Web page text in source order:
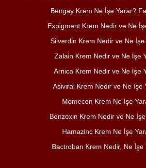
Bengay Krem Ne İşe Yarar?
Expigment Krem Nedir ve Ne
Silverdin Krem Nedir ve Ne İşe
Zalain Krem Nedir ve Ne İşe
Arnica Krem Nedir ve Ne İşe
Asiviral Krem Nedir ve Ne İşe
Momecon Krem Ne İşe
Benzoxin Krem Nedir ve Ne
Hamazinc Krem Ne İşe
Bactroban Krem Nedir, Ne İşe